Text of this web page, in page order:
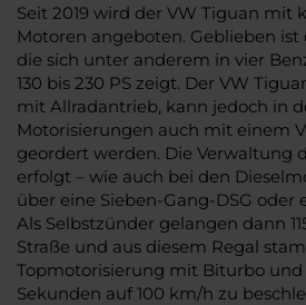
Seit 2019 wird der VW Tiguan mit
Motoren angeboten. Geblieben ist
die sich unter anderem in vier
130 bis 230 PS zeigt. Der VW
mit Allradantrieb, kann jedoch in
Motorisierungen auch mit einem
geordert werden. Die Verwaltung
erfolgt – wie auch bei den
über eine Sieben-Gang-DSG oder
Als Selbstzünder gelangen dann
Straße und aus diesem Regal
Topmotorisierung mit Biturbo und
Sekunden auf 100 km/h zu